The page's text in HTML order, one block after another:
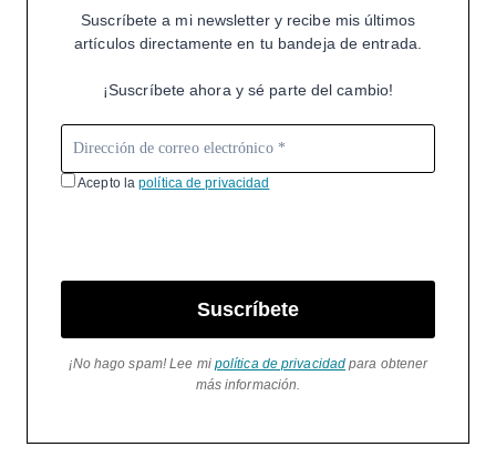
Suscríbete a mi newsletter y recibe mis últimos
artículos directamente en tu bandeja de entrada.
¡Suscríbete ahora y sé parte del cambio!
Acepto lapolítica de privacidad
Suscríbete
¡No hago spam! Lee mi política de privacidad para obtener
más información.